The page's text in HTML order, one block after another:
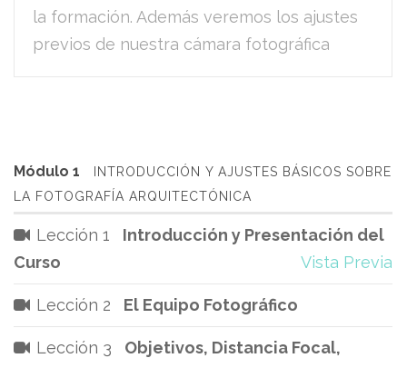
la formación. Además veremos los ajustes
previos de nuestra cámara fotográfica
Módulo 1
INTRODUCCIÓN Y AJUSTES BÁSICOS SOBRE
LA FOTOGRAFÍA ARQUITECTÓNICA
Lección 1
Introducción y Presentación del
Curso
Vista Previa
Lección 2 El Equipo Fotográfico
Lección 3
Objetivos, Distancia Focal,